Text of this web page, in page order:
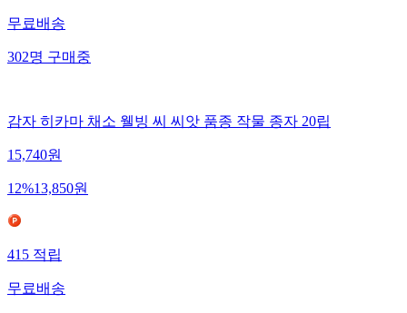
무료배송
302명 구매중
감자 히카마 채소 웰빙 씨 씨앗 품종 작물 종자 20립
15,740원
12%13,850원
415 적립
무료배송